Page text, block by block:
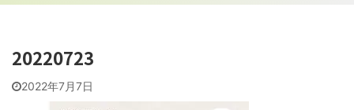
20220723
2022年7月7日